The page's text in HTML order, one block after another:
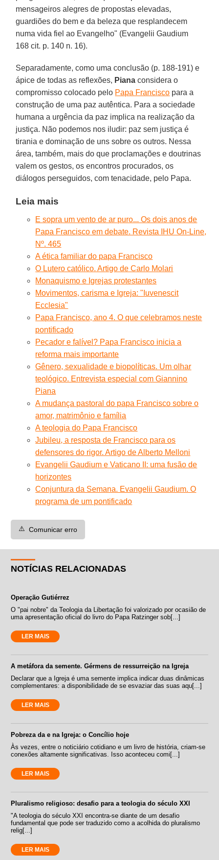
mensageiros alegres de propostas elevadas,
guardiões do bem e da beleza que resplandecem
numa vida fiel ao Evangelho" (Evangelii Gaudium
168 cit. p. 140 n. 16).
Separadamente, como uma conclusão (p. 188-191) e
ápice de todas as reflexões, Piana considera o
compromisso colocado pelo Papa Francisco para a
construção de uma paz autêntica. Para a sociedade
humana a urgência da paz implica na realização da
justiça. Não podemos nos iludir: paz sem justiça é
tirania e dominação de uns sobre os outros. Nessa
área, também, mais do que proclamações e doutrinas
valem os gestos, os encontros procurados, os
diálogos perseguidos, com tenacidade, pelo Papa.
Leia mais
E sopra um vento de ar puro... Os dois anos de
Papa Francisco em debate. Revista IHU On-Line,
Nº. 465
A ética familiar do papa Francisco
O Lutero católico. Artigo de Carlo Molari
Monaquismo e Igrejas protestantes
Movimentos, carisma e Igreja: "Iuvenescit
Ecclesia"
Papa Francisco, ano 4. O que celebramos neste
pontificado
Pecador e falível? Papa Francisco inicia a
reforma mais importante
Gênero, sexualidade e biopolíticas. Um olhar
teológico. Entrevista especial com Giannino
Piana
A mudança pastoral do papa Francisco sobre o
amor, matrimônio e família
A teologia do Papa Francisco
Jubileu, a resposta de Francisco para os
defensores do rigor. Artigo de Alberto Melloni
Evangelii Gaudium e Vaticano II: uma fusão de
horizontes
Conjuntura da Semana. Evangelii Gaudium. O
programa de um pontificado
⚠️ Comunicar erro
NOTÍCIAS RELACIONADAS
Operação Gutiérrez
O "pai nobre" da Teologia da Libertação foi valorizado por ocasião de
uma apresentação oficial do livro do Papa Ratzinger sob[...]
LER MAIS
A metáfora da semente. Gérmens de ressurreição na Igreja
Declarar que a Igreja é uma semente implica indicar duas dinâmicas
complementares: a disponibilidade de se esvaziar das suas aqu[...]
LER MAIS
Pobreza da e na Igreja: o Concílio hoje
Às vezes, entre o noticiário cotidiano e um livro de história, criam-se
conexões altamente significativas. Isso aconteceu comi[...]
LER MAIS
Pluralismo religioso: desafio para a teologia do século XXI
"A teologia do século XXI encontra-se diante de um desafio
fundamental que pode ser traduzido como a acolhida do pluralismo
relig[...]
LER MAIS